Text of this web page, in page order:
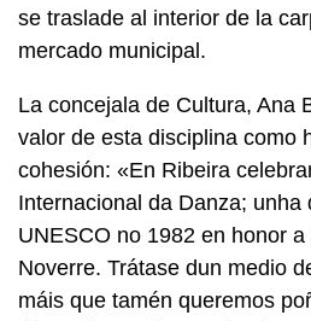
se traslade al interior de la
mercado municipal.
La concejala de Cultura, Ana
valor de esta disciplina como
cohesión: «En Ribeira
Internacional da Danza; unha
UNESCO no 1982 en honor
Noverre. Trátase dun medio
máis que tamén queremos